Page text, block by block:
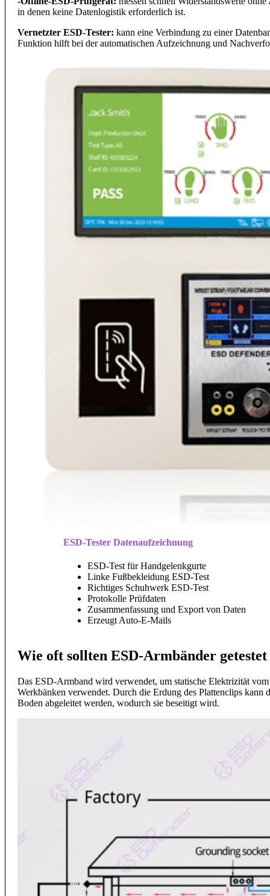
in denen keine Datenlogistik erforderlich ist.
Vernetzter ESD-Tester: kann eine Verbindung zu einer
Funktion hilft bei der automatischen Aufzeichnung und
ESD-Tester Datenaufzeichnung
ESD-Test für Handgelenkgurte
Linke Fußbekleidung ESD-Test
Richtiges Schuhwerk ESD-Test
Protokolle Prüfdaten
Zusammenfassung und Export von Daten
Erzeugt Auto-E-Mails
Wie oft sollten ESD-Armbänder getestet
Das ESD-Armband wird verwendet, um statische Elektrizität
Werkbänken verwendet. Durch die Erdung des Plattenclips kann
Boden abgeleitet werden, wodurch sie beseitigt wird.